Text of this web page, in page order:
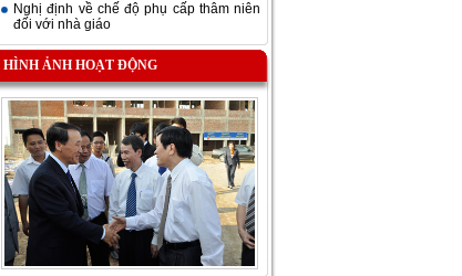
Nghị định về chế độ phụ cấp thâm niên
đối với nhà giáo
HÌNH ẢNH HOẠT ĐỘNG